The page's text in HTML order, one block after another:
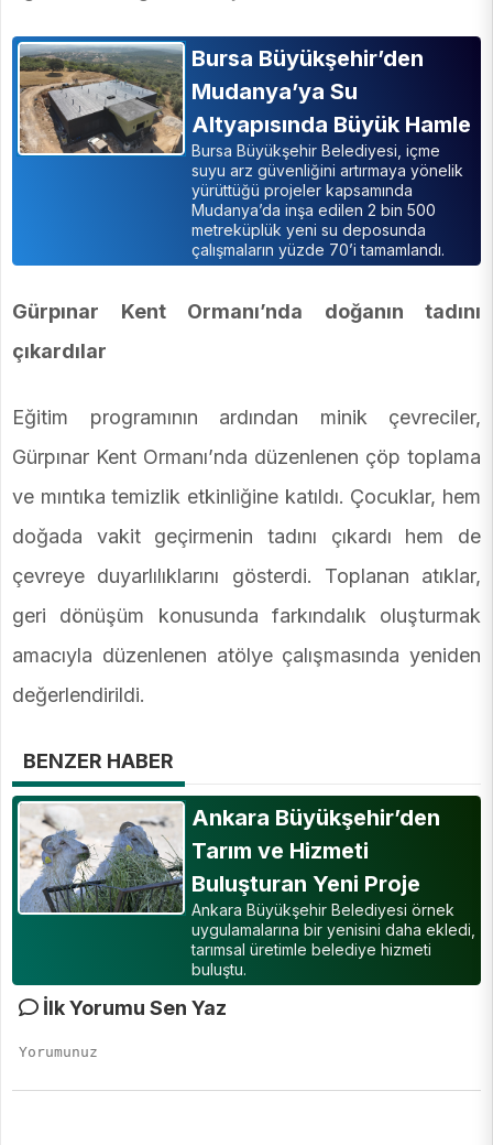
Bursa Büyükşehir’den
Mudanya’ya Su
Altyapısında Büyük Hamle
Bursa Büyükşehir Belediyesi, içme
suyu arz güvenliğini artırmaya yönelik
yürüttüğü projeler kapsamında
Mudanya’da inşa edilen 2 bin 500
metreküplük yeni su deposunda
çalışmaların yüzde 70’i tamamlandı.
Gürpınar Kent Ormanı’nda doğanın tadını
çıkardılar
Eğitim programının ardından minik çevreciler,
Gürpınar Kent Ormanı’nda düzenlenen çöp toplama
ve mıntıka temizlik etkinliğine katıldı. Çocuklar, hem
doğada vakit geçirmenin tadını çıkardı hem de
çevreye duyarlılıklarını gösterdi. Toplanan atıklar,
geri dönüşüm konusunda farkındalık oluşturmak
amacıyla düzenlenen atölye çalışmasında yeniden
değerlendirildi.
BENZER HABER
Ankara Büyükşehir’den
Tarım ve Hizmeti
Buluşturan Yeni Proje
Ankara Büyükşehir Belediyesi örnek
uygulamalarına bir yenisini daha ekledi,
tarımsal üretimle belediye hizmeti
buluştu.
İlk Yorumu Sen Yaz